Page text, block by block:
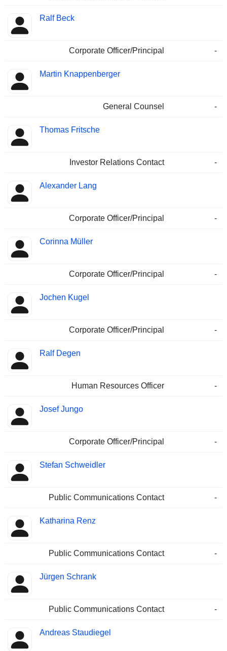
Ralf Beck
Corporate Officer/Principal -
Martin Knappenberger
General Counsel -
Thomas Fritsche
Investor Relations Contact -
Alexander Lang
Corporate Officer/Principal -
Corinna Müller
Corporate Officer/Principal -
Jochen Kugel
Corporate Officer/Principal -
Ralf Degen
Human Resources Officer -
Josef Jungo
Corporate Officer/Principal -
Stefan Schweidler
Public Communications Contact -
Katharina Renz
Public Communications Contact -
Jürgen Schrank
Public Communications Contact -
Andreas Staudiegel